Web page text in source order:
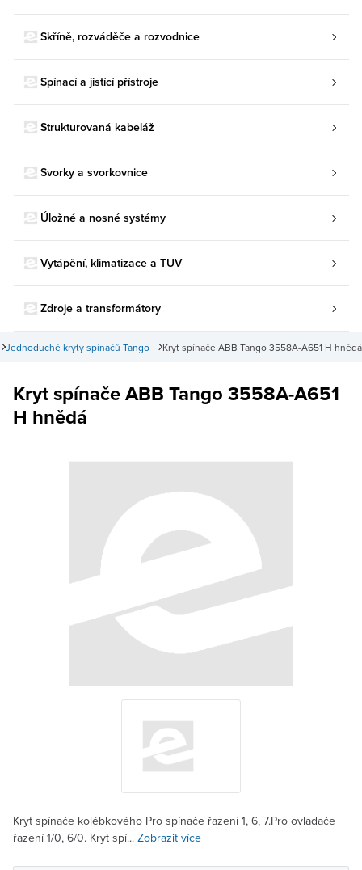
Skříně, rozváděče a rozvodnice
Spínací a jistící přístroje
Strukturovaná kabeláž
Svorky a svorkovnice
Úložné a nosné systémy
Vytápění, klimatizace a TUV
Zdroje a transformátory
Kryt spínače ABB Tango 3558A-A651 H hnědá
Jednoduché kryty spínačů Tango
Kryt spínače ABB Tango 3558A-A651
H hnědá
Kryt spínače kolébkového Pro spínače řazení 1, 6, 7.Pro ovladače
řazení 1/0, 6/0. Kryt spí... Zobrazit více